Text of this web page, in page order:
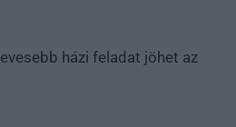
házi feladat jöhet az